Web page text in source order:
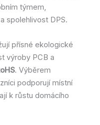
týmem,
spolehlivost DPS.
přísné ekologické
výroby PCB a
. Výběrem
podporují místní
k růstu domácího